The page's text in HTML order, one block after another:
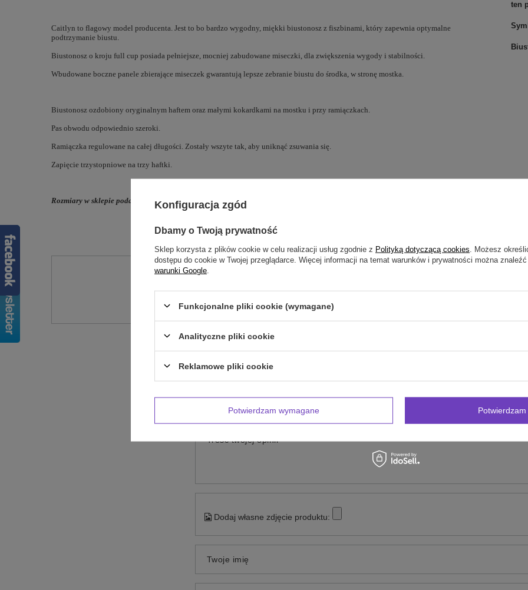
Caitlyn to flagowy model producenta. Jest to bo bardzo wygodny, miękki biustonosz z fiszbinami, który zapewnia optymalne
podtrzymanie biustu.
Biustonosz o kroju full cup posiada pełniejsze, mocniej zabudowane miseczki, dla zwiększenia wygody i stabilności.
Wbudowane boczne panele zbierające miseczek gwarantują lepsze zebranie biustu do środka, w stronę mostka.
Biustonosz ozdobiony oryginalnym haftem oraz małymi kokardkami na mostku i przy ramiączkach.
Pas obwodu odpowiednio szeroki.
Ramiączka regulowane na całej długości. Zostały wszyte tak, aby uniknąć zsuwania się.
Zapięcie trzystopniowe na trzy haftki.
Rozmiary w sklepie podane wg rozmiarówki brytyjskiej - rozmiar UK na metce.
ten
5/5
Treść twojej opinii
Dodaj własne zdjęcie produktu:
Twoje imię
Konfiguracja zgód
Dbamy o Twoją prywatność
Sklep korzysta z plików cookie w celu realizacji usług zgodnie z Polityką dotyczącą cookies . Możesz
dostępu do cookie w Twojej przeglądarce. Więcej informacji na temat warunków i prywatności można
warunki Google
Funkcjonalne pliki cookie (wymagane)
Analityczne pliki cookie
Reklamowe pliki cookie
Potwierdzam wymagane